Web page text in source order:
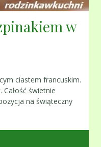
w
ciastem francuskim.
Całość świetnie
na świąteczny